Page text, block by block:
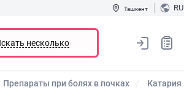
Ташкент RU
несколько
Препараты при болях в почках Катария